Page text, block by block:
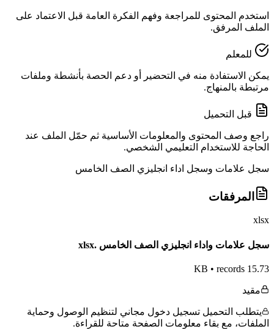
استخدم المحتوى للمراجعة وفهم الفكرة العامة قبل الاعتماد على
الملف المرفق.
للمعلم
يمكن الاستفادة منه في التحضير أو دعم الحصة بأنشطة وملفات
مرتبطة بالمنهاج.
قبل التحميل
راجع وصف المحتوى والمعلومات الأساسية ثم حمّل الملف عند
الحاجة للاستخدام التعليمي الشخصي.
سجل علامات وسجل اداء انجليزي الصف الخامس
المرفقات
xlsx
سجل علامات واداء انجليزي الصف الخامس .xlsx
15.73 KB
• records
مقيد
يتطلب التحميل تسجيل دخول مجاني لتنظيم الوصول وحماية
الملفات، مع بقاء معلومات الصفحة متاحة للقراءة.